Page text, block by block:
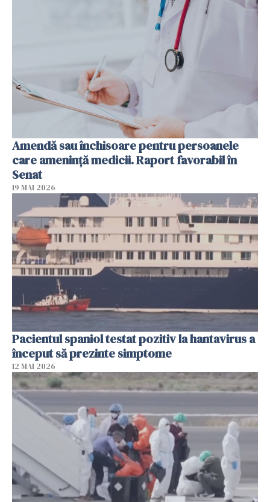
Amendă sau închisoare pentru persoanele
care ameninţă medicii. Raport favorabil în
Senat
19 MAI 2026
Pacientul spaniol testat pozitiv la hantavirus a
început să prezinte simptome
12 MAI 2026